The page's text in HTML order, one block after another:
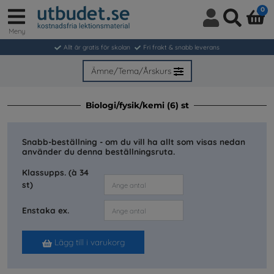
in
/
Meny
0
Allt är gratis för skolan Fri frakt & snabb leverans
Ämne/Tema/Årskurs
Biologi/fysik/kemi (6) st
Snabb-beställning - om du vill ha allt som visas nedan
använder du denna beställningsruta.
Klassupps. (à 34
st)
Enstaka ex.
Lägg till i varukorg